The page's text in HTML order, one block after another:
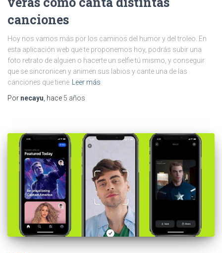
canciones
Hoy nos vamos más por los caminos del humor y del troleo. En
esta aplicación web que te proponemos hoy, podrás subir una
foto retrato de alguien o hacerte un selfie tú mismo, y conseguir
que se sincronicen y animen sus labios y cante una de las
canciones que tiene
Leer más
Por necayu , hace 5 años